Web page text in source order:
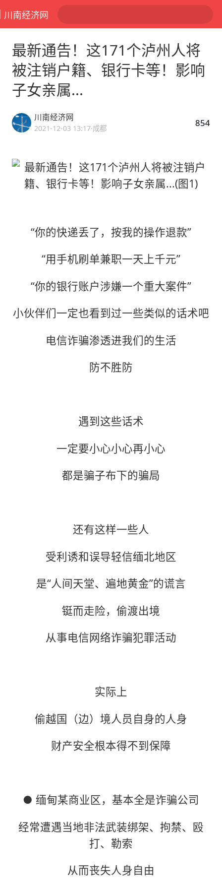
川南经济网
最新通告！这171个泸州人将
被注销户籍、银行卡等！影响
子女亲属...
川南经济网
2021-12-03 13:17·成都 854
“你的快递丢了，按我的操作退款”
“用手机刷单兼职一天上千元”
“你的银行账户涉嫌一个重大案件”
小伙伴们一定也看到过一些类似的话术吧
电信诈骗渗透进我们的生活
防不胜防
遇到这些话术
一定要小心小心再小心
都是骗子布下的骗局
还有这样一些人
受利诱和误导轻信缅北地区
是“人间天堂、遍地黄金”的谎言
铤而走险，偷渡出境
从事电信网络诈骗犯罪活动
实际上
偷越国（边）境人员自身的人身
财产安全根本得不到保障
● 缅甸某商业区，基本全是诈骗公司
经常遭遇当地非法武装绑架、拘禁、殴
打、勒索
从而丧失人身自由